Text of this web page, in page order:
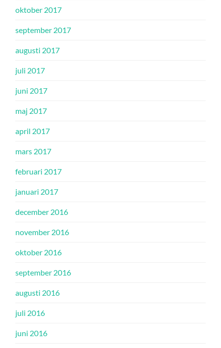
oktober 2017
september 2017
augusti 2017
juli 2017
juni 2017
maj 2017
april 2017
mars 2017
februari 2017
januari 2017
december 2016
november 2016
oktober 2016
september 2016
augusti 2016
juli 2016
juni 2016